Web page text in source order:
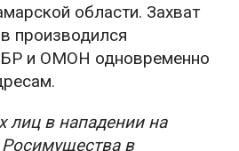
области. Захват
производился
и ОМОН одновременно
лиц в нападении на
в